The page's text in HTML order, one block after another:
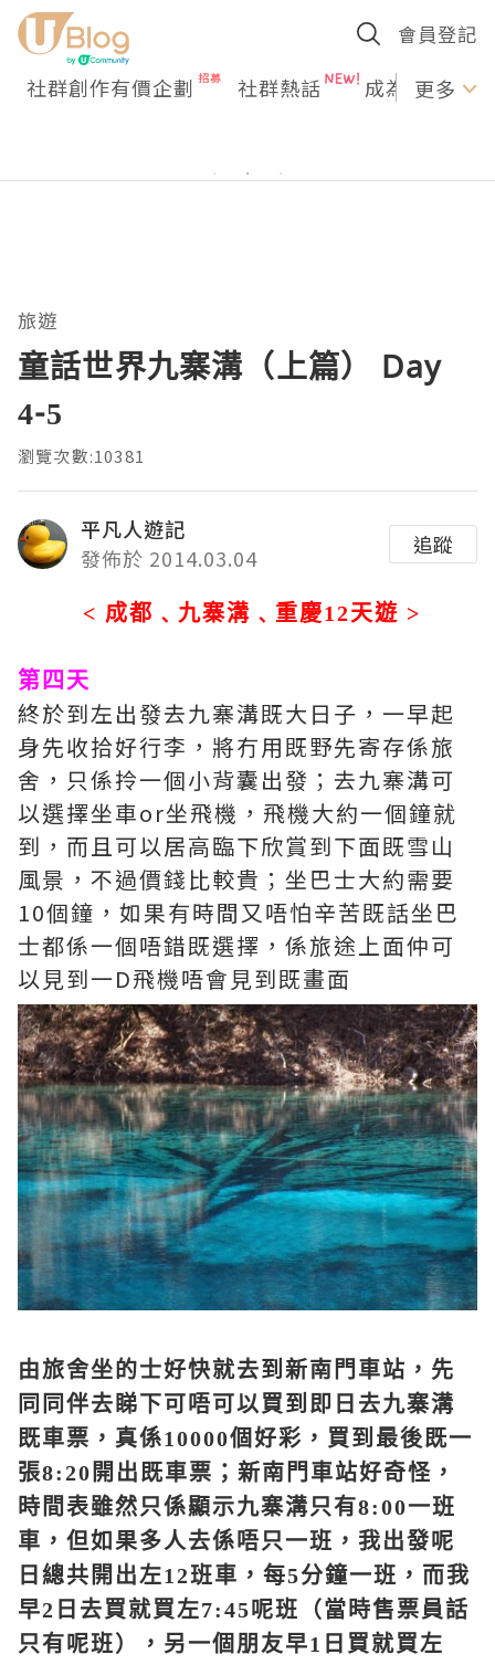
會員登記
社群創作有價企劃 社群熱話 成為U更多
旅遊
童話世界九寨溝（上篇） Day
4-5
瀏覽次數:10381
平凡人遊記
發佈於 2014.03.04
追蹤
< 成都﹑九寨溝﹑重慶12天遊 >
第四天
終於到左出發去九寨溝既大日子，一早起
身先收拾好行李，將冇用既野先寄存係旅
舍，只係拎一個小背囊出發；去九寨溝可
以選擇坐車or坐飛機，飛機大約一個鐘就
到，而且可以居高臨下欣賞到下面既雪山
風景，不過價錢比較貴；坐巴士大約需要
10個鐘，如果有時間又唔怕辛苦既話坐巴
士都係一個唔錯既選擇，係旅途上面仲可
以見到一D飛機唔會見到既畫面
由旅舍坐的士好快就去到新南門車站，先
同同伴去睇下可唔可以買到即日去九寨溝
既車票，真係10000個好彩，買到最後既一
張8:20開出既車票；新南門車站好奇怪，
時間表雖然只係顯示九寨溝只有8:00一班
車，但如果多人去係唔只一班，我出發呢
日總共開出左12班車，每5分鐘一班，而我
早2日去買就買左7:45呢班（當時售票員話
只有呢班），另一個朋友早1日買就買左